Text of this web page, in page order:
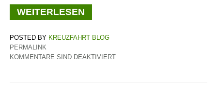
WEITERLESEN
KREUZFAHRT BLOG
PERMALINK
KOMMENTARE SIND DEAKTIVIERT